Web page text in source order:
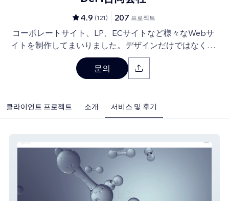
4.9 (121) 207 프로젝트
コーポレートサイト、LP、ECサイトなど様々なWebサ
イトを制作してまいりました。デザインだけではなく、
マーケティング視点からも制作いたします。
문의
클라이언트 프로젝트 소개 서비스 및 후기